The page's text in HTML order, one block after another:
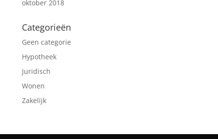
oktober 2018
Categorieën
Geen categorie
Hypotheek
Juridisch
Wonen
Zakelijk